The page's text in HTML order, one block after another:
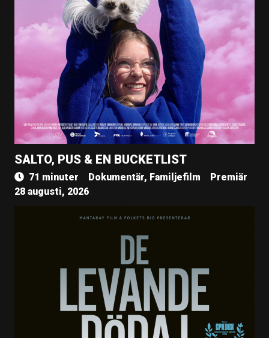
SALTO, PUS & EN BUCKETLIST
71 minuter Dokumentär, Familjefilm
Premiär
28 augusti, 2026